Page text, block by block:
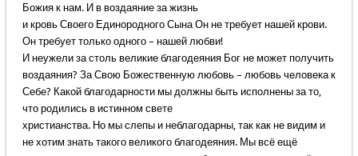
Божия к нам. И в воздаяние за жизнь
и кровь Своего Единородного Сына Он не требует нашей крови.
Он требует только одного – нашей любви!
И неужели за столь великие благодеяния Бог не может получить
воздаяния? За Свою Божественную любовь – любовь человека к
Себе? Какой благодарности мы должны быть исполнены за то,
что родились в истинном свете
христианства. Но мы слепы и неблагодарны, так как не видим и
не хотим знать такого великого благодеяния. Мы всё ещё